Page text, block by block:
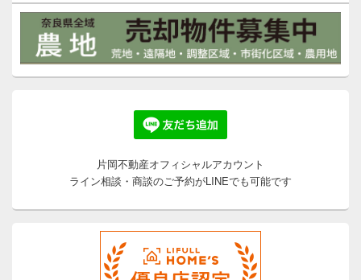
片岡不動産オフィシャルアカウント
ライン相談・商談のご予約がLINEでも可能です